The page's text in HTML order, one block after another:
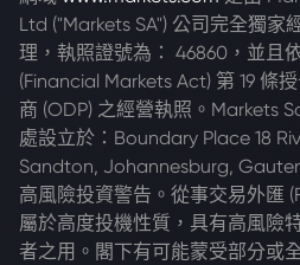
Ltd ("Markets SA") 公司完全獨家
理，執照證號為： 46860，並且
(Financial Markets Act) 第 19 條
商 (ODP) 之經營執照。Markets
處設立於：Boundary Place 18
Sandton, Johannesburg,
高風險投資警告。從事交易外匯
屬於高度投機性質，具有高風險
者之用。閣下有可能蒙受部分或